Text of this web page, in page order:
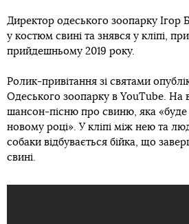
Директор одеського зоопарку Ігор
у костюм свині та знявся у кліпі,
прийдешньому 2019 року.
Ролик-привітання зі святами
Одеського зоопарку в YouTube. На
шансон-пісню про свиню, яка
новому році». У кліпі між нею та
собаки відбувається бійка, що
свині.